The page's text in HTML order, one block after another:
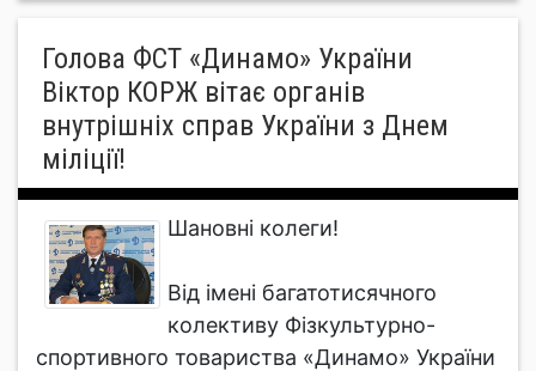
Голова ФСТ «Динамо» України
Віктор КОРЖ вітає органів
внутрішніх справ України з Днем
міліції!
Шановні колеги!
Від імені багатотисячного
колективу Фізкультурно-
спортивного товариства «Динамо» України